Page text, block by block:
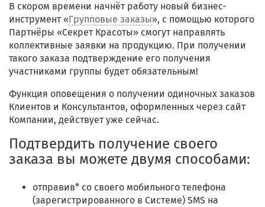
В скором времени начнёт работу новый бизнес-
инструмент «Групповые заказы», с помощью которого
Партнёры «Секрет Красоты» смогут направлять
коллективные заявки на продукцию. При получении
такого заказа подтверждение его получения
участниками группы будет обязательным!
Функция оповещения о получении одиночных заказов
Клиентов и Консультантов, оформленных через сайт
Компании, действует уже сейчас.
Подтвердить получение своего
заказа вы можете двумя способами:
отправив* со своего мобильного телефона
(зарегистрированного в Системе) SMS на